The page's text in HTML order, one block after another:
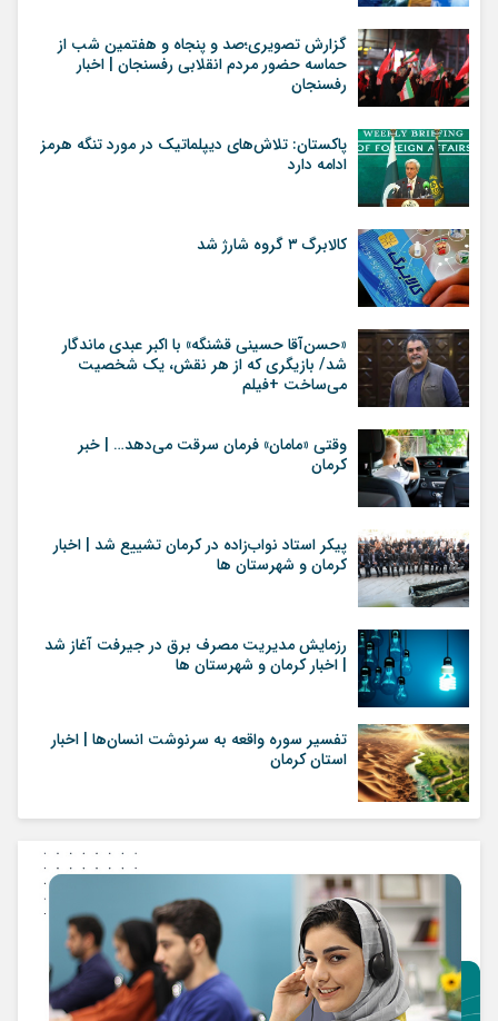
گزارش تصویری؛صد و پنجاه و هفتمین شب از
حماسه حضور مردم انقلابی رفسنجان | اخبار
رفسنجان
پاکستان: تلاش‌های دیپلماتیک در مورد تنگه هرمز
ادامه دارد
کالابرگ ۳ گروه شارژ شد
«حسن‌آقا حسینی قشنگه» با اکبر عبدی ماندگار
شد/ بازیگری که از هر نقش، یک شخصیت
می‌ساخت +فیلم
وقتی «مامان» فرمان سرقت می‌دهد… | خبر
کرمان
پیکر استاد نواب‌زاده در کرمان تشییع شد | اخبار
کرمان و شهرستان ها
رزمایش مدیریت مصرف برق در جیرفت آغاز شد
| اخبار کرمان و شهرستان ها
تفسیر سوره واقعه به سرنوشت انسان‌ها | اخبار
استان کرمان